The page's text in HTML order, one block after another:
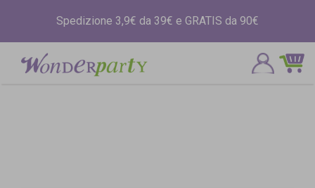
Spedizione 3,9€ da 39€ e GRATIS da 90€